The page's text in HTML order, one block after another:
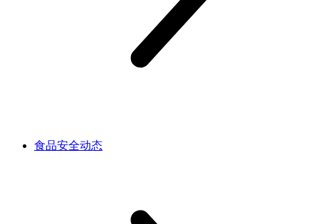
食品安全动态